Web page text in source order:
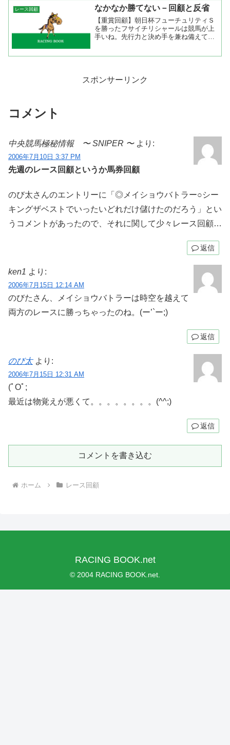
った。やや離し気味で逃げて直線スパー
ト。直線はスズカフェニッ...
レース回顧 なかなか勝てない－回顧と反省
【重賞回顧】朝日杯フューチュリティＳ
を勝ったフサイチリシャールは競馬が上
手いね。先行力と決め手を兼ね備えてい
スポンサーリンク
コメント
中央競馬極秘情報 〜 SNIPER 〜 より:
2006年7月10日 3:37 PM
先週のレース回顧というか馬券回顧
のび太さんのエントリーに「◎メイショウバトラー○シー
キングザベストでいったいどれだけ儲けたのだろう」とい
うコメントがあったので、それに関して少々レース回顧…
返信
ken1 より:
2006年7月15日 12:14 AM
のびたさん、メイショウバトラーは時空を越えて
両方のレースに勝っちゃったのね。(ー’`ー;)
返信
のび太 より:
2006年7月15日 12:31 AM
(ﾟOﾟ;
最近は物覚えが悪くて。。。。。。。。(^^;)
返信
コメントを書き込む
ホーム レース回顧
RACING BOOK.net
© 2004 RACING BOOK.net.